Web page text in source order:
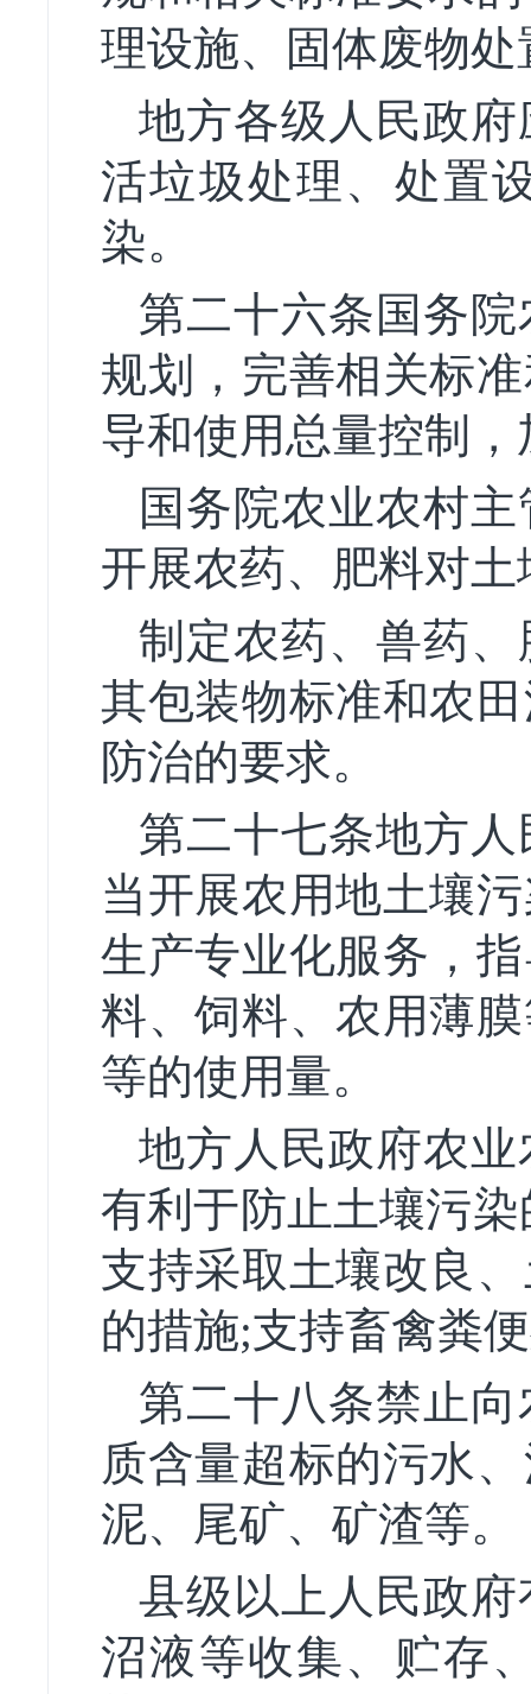
理设施、固体废物
地方各级人民政
活垃圾处理、处置
染。
第二十六条国务
规划，完善相关标
导和使用总量控制
国务院农业农村
开展农药、肥料对
制定农药、兽药
其包装物标准和农
防治的要求。
第二十七条地方
当开展农用地土壤
生产专业化服务，
料、饲料、农用薄
等的使用量。
地方人民政府农
有利于防止土壤污
支持采取土壤改良
的措施;支持畜禽粪
第二十八条禁止
质含量超标的污水
泥、尾矿、矿渣等。
县级以上人民政
沼液等收集、贮存